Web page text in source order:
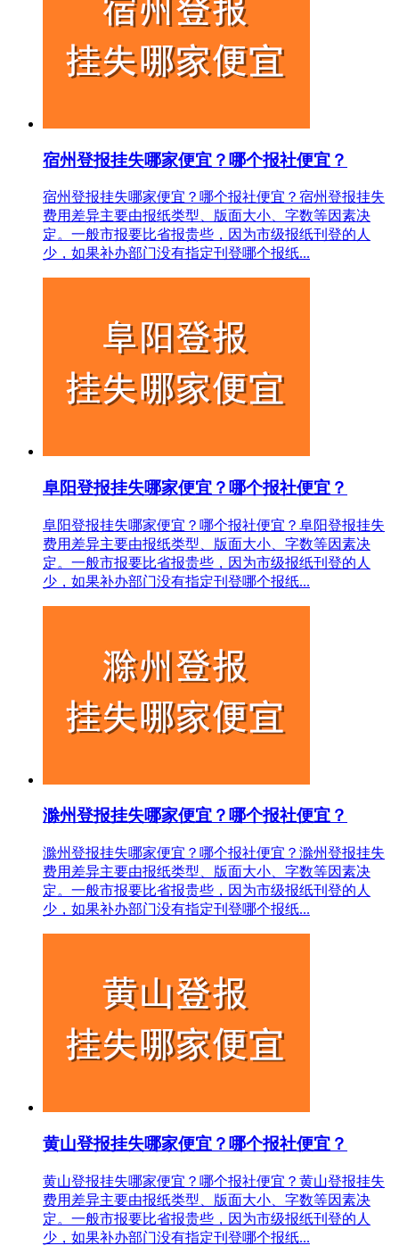
宿州登报挂失哪家便宜？哪个报社便宜？
宿州登报挂失哪家便宜？哪个报社便宜？宿州登报挂失
费用差异主要由报纸类型、版面大小、字数等因素决
定。一般市报要比省报贵些，因为市级报纸刊登的人
少，如果补办部门没有指定刊登哪个报纸...
阜阳登报挂失哪家便宜？哪个报社便宜？
阜阳登报挂失哪家便宜？哪个报社便宜？阜阳登报挂失
费用差异主要由报纸类型、版面大小、字数等因素决
定。一般市报要比省报贵些，因为市级报纸刊登的人
少，如果补办部门没有指定刊登哪个报纸...
滁州登报挂失哪家便宜？哪个报社便宜？
滁州登报挂失哪家便宜？哪个报社便宜？滁州登报挂失
费用差异主要由报纸类型、版面大小、字数等因素决
定。一般市报要比省报贵些，因为市级报纸刊登的人
少，如果补办部门没有指定刊登哪个报纸...
黄山登报挂失哪家便宜？哪个报社便宜？
黄山登报挂失哪家便宜？哪个报社便宜？黄山登报挂失
费用差异主要由报纸类型、版面大小、字数等因素决
定。一般市报要比省报贵些，因为市级报纸刊登的人
少，如果补办部门没有指定刊登哪个报纸...